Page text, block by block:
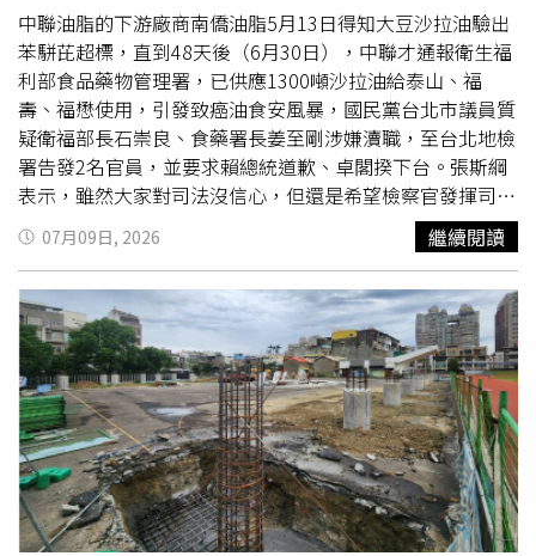
中聯油脂的下游廠商南僑油脂5月13日得知大豆沙拉油驗出
苯駢芘超標，直到48天後（6月30日），中聯才通報衛生福
利部食品藥物管理署，已供應1300噸沙拉油給泰山、福
壽、福懋使用，引發致癌油食安風暴，國民黨台北市議員質
疑衛福部長石崇良、食藥署長姜至剛涉嫌瀆職，至台北地檢
署告發2名官員，並要求賴總統道歉、卓閣揆下台。張斯綱
表示，雖然大家對司法沒信心，但還是希望檢察官發揮司法
良心，調查民進黨高官處理過程是否瀆職甚至協助湮滅證
據。鍾沛君批評主管機關監督出了大問題，現行制度只抽查
市售產品，沒查原料、源頭，也沒有及時掌握1300公噸的
問題油流入市場；主管機關收到業者通報，沒立刻採取下架
措施，而且處置標準在輿論壓力下多次調整，顯示政府應變
失當。柳采葳認為，這是從賴清德、卓榮泰，到石崇良、姜
至剛一連串大官釀成的食安災難，中央第一時間根本是選擇
蓋牌，當致癌油被民眾吃下肚，甚至超商飯糰、沙拉醬、國
中小與國軍集體中鏢時，衛福部回收機制卻近乎失能，只回
收了極少部分的油品；官員讓廠商隱匿48天，還因為錯誤決
策影響232個品項、360家廠商。她希望今天告發後，檢察
官嚴查速辦，查清楚這些禍國殃民的官員。
07月09日, 2026 繼續閱讀